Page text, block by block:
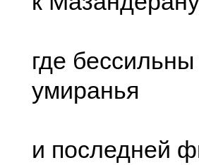
где
умиранья
и последней